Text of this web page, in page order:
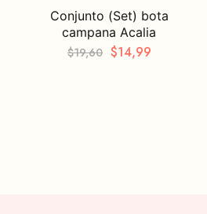
Conjunto (Set) bota
campana Acalia
$19,60 $14,99